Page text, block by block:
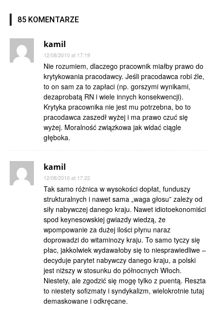
85 KOMENTARZE
kamil
12/08/2010 at 17:19
Nie rozumiem, dlaczego pracownik miałby prawo do
krytykowania pracodawcy. Jeśli pracodawca robi źle,
to on sam za to zapłaci (np. gorszymi wynikami,
dezaprobatą RN i wiele innych konsekwencji).
Krytyka pracownika nie jest mu potrzebna, bo to
pracodawca zaszedł wyżej i ma prawo czuć się
wyżej. Moralność związkowa jak widać ciągle
głęboka.
kamil
12/08/2010 at 17:22
Tak samo różnica w wysokości dopłat, funduszy
strukturalnych i nawet sama „waga głosu” zależy od
siły nabywczej danego kraju. Nawet idiotoekonomiści
spod keynesowskiej gwiazdy wiedzą, że
wpompowanie za dużej ilości płynu naraz
doprowadzi do witaminozy kraju. To samo tyczy się
płac, jakkolwiek wydawałoby się to niesprawiedliwe –
decyduje parytet nabywczy danego kraju, a polski
jest niższy w stosunku do północnych Włoch.
Niestety, ale zgodzić się mogę tylko z puentą. Reszta
to niestety sofizmaty i syndykalizm, wielokrotnie tutaj
demaskowane i odkręcane.